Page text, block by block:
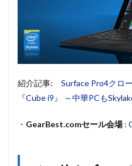
紹介記事: Surface Pro4クロ
『Cube i9』 ～中華PCも
・ GearBest.comセール会場: